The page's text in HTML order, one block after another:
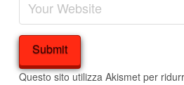
Questo sito utilizza Akismet per